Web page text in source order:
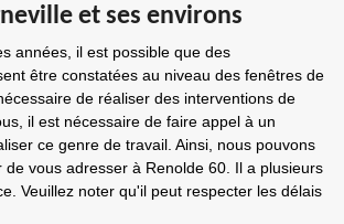
et ses environs
années, il est possible que des
être constatées au niveau des fenêtres de
de réaliser des interventions de
il est nécessaire de faire appel à un
ce genre de travail. Ainsi, nous pouvons
de vous adresser à Renolde 60. Il a plusieurs
Veuillez noter qu'il peut respecter les délais